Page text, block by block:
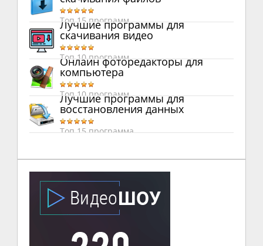
Топ 15 программ
Лучшие программы для
скачивания видео
Топ 10 программ
Онлайн фоторедакторы для
компьютера
Топ 10 программ
Лучшие программы для
восстановления данных
Топ 15 программа